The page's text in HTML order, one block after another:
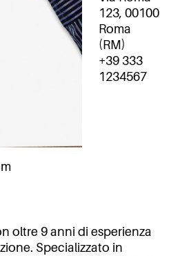
123, 00100
Roma
(RM)
+39 333
1234567
oltre 9 anni di esperienza
Specializzato in